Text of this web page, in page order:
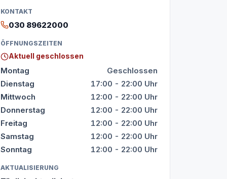
KONTAKT
030 89622000
ÖFFNUNGSZEITEN
Aktuell geschlossen
Montag
Geschlossen
Dienstag
17:00 - 22:00 Uhr
Mittwoch
12:00 - 22:00 Uhr
Donnerstag
12:00 - 22:00 Uhr
Freitag
12:00 - 22:00 Uhr
Samstag
12:00 - 22:00 Uhr
Sonntag
12:00 - 22:00 Uhr
AKTUALISIERUNG